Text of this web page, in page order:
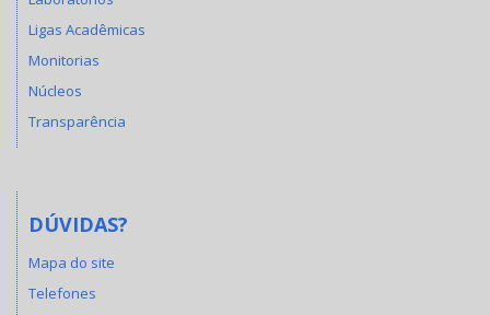
Ligas Acadêmicas
Monitorias
Núcleos
Transparência
DÚVIDAS?
Mapa do site
Telefones